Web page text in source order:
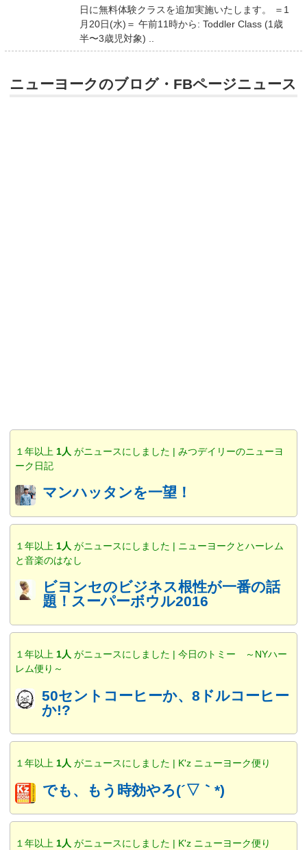
日に無料体験クラスを追加実施いたします。 ＝1
月20日(水)＝ 午前11時から: Toddler Class (1歳
半〜3歳児対象) ..
ニューヨークのブログ・FBページニュース
１年以上 1人 がニュースにしました | みつデイリーのニューヨ
ーク日記
マンハッタンを一望！
１年以上 1人 がニュースにしました | ニューヨークとハーレム
と音楽のはなし
ビヨンセのビジネス根性が一番の話
題！スーパーボウル2016
１年以上 1人 がニュースにしました | 今日のトミー ～NYハー
レム便り～
50セントコーヒーか、8ドルコーヒー
か!?
１年以上 1人 がニュースにしました | K'z ニューヨーク便り
でも、もう時効やろ(´▽｀*)
１年以上 1人 がニュースにしました | K'z ニューヨーク便り